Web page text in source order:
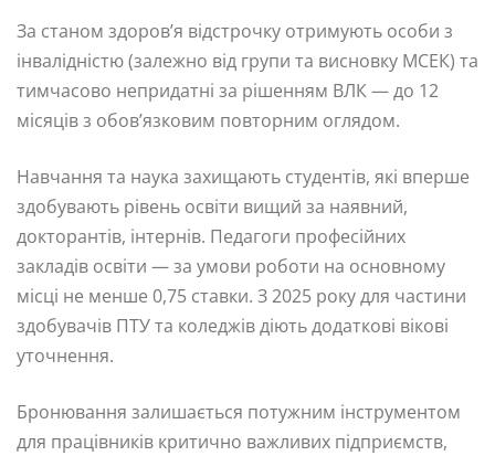
За станом здоров’я відстрочку отримують особи з
інвалідністю (залежно від групи та висновку МСЕК) та
тимчасово непридатні за рішенням ВЛК — до 12
місяців з обов’язковим повторним оглядом.
Навчання та наука захищають студентів, які вперше
здобувають рівень освіти вищий за наявний,
докторантів, інтернів. Педагоги професійних
закладів освіти — за умови роботи на основному
місці не менше 0,75 ставки. З 2025 року для частини
здобувачів ПТУ та коледжів діють додаткові вікові
уточнення.
Бронювання залишається потужним інструментом
для працівників критично важливих підприємств,